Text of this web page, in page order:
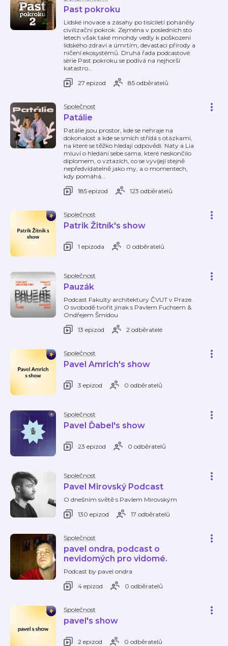
Past pokroku
Lidské inovace a zásahy po tisíciletí poháněly
civilizační pokrok. Zejména v posledních sto
letech však také mnohdy vedly k poškození
lidského zdraví a úmrtím, devastaci přírody a
ničení ekosystémů. Druhá řada podcastové
série Past pokroku se podívá na nejhorší
katastro…
27 epizod
85 odběratelů
Společnost
Patálie
Patálie jsou prostor, kde se nehraje na
dokonalost a kde se smích střídá s otázkami,
na které se těžko hledají odpovědi. Naty a Lia
mluví o hledání sebe sama, které neskončilo
diplomem, o vztazích, co se vyvíjejí stejně
nepředvídatelně jako my, a o momentech,
kdy pomáhá…
185 epizod
123 odběratelů
Společnost
Patrik Žitník's show
1 epizoda 0 odběratelů
Společnost
Pauzák
Podcast Fakulty architektury ČVUT v Praze.
O svobodě tvořit jinak s Pavlem Fuchsem &
Ondřejem Šmídou
13 epizod
2 odběratelé
Společnost
Pavel Amrich's show
3 epizod 0 odběratelů
Společnost
Pavel Ďabel's show
23 epizod 0 odběratelů
Společnost
Pavel Mirovský Podcast
O dnešním světě s Pavlem Mirovským
130 epizod
17 odběratelů
Společnost
pavel ondra, podcast o
nevidomých pro vidomé.
Podcast by pavel ondra
4 epizod
0 odběratelů
Společnost
pavel's show
2 epizod 0 odběratelů